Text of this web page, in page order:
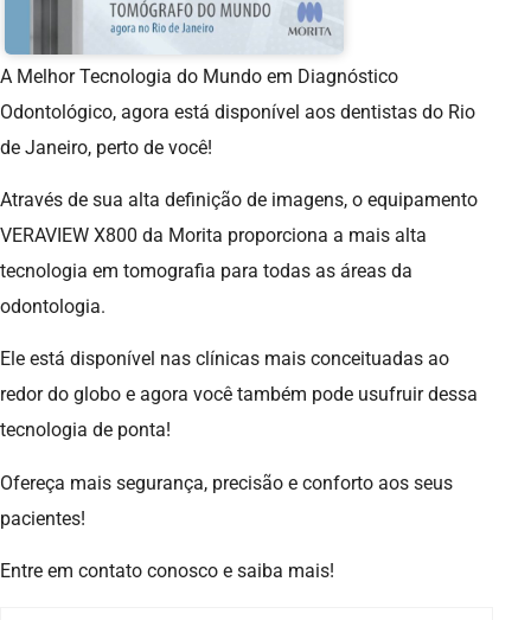
A Melhor Tecnologia do Mundo em Diagnóstico
Odontológico, agora está disponível aos dentistas do Rio
de Janeiro, perto de você!
Através de sua alta definição de imagens, o equipamento
VERAVIEW X800 da Morita proporciona a mais alta
tecnologia em tomografia para todas as áreas da
odontologia.
Ele está disponível nas clínicas mais conceituadas ao
redor do globo e agora você também pode usufruir dessa
tecnologia de ponta!
Ofereça mais segurança, precisão e conforto aos seus
pacientes!
Entre em contato conosco e saiba mais!